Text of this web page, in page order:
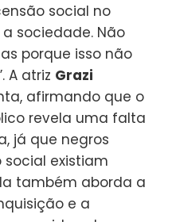
social no
sociedade. Não
porque isso não
A atriz Grazi
afirmando que o
revela uma falta
já que negros
existiam
também aborda a
e a